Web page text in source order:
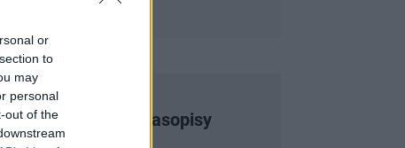
or
to
may
personal
out of the
Najnovšie časopisy